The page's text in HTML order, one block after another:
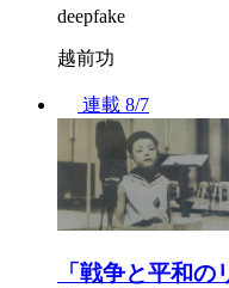
deepfake
越前功
連載 8/7
「戦争と平和